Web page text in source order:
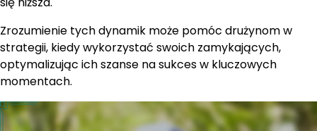
Zrozumienie tych dynamik może pomóc drużynom w
strategii, kiedy wykorzystać swoich zamykających,
optymalizując ich szanse na sukces w kluczowych
momentach.